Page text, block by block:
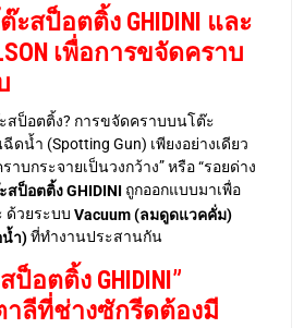
สป็อตติ้ง GHIDINI และ
เพื่อการขจัดคราบ
สป็อตติ้ง? การขจัดคราบบนโต๊ะ
น้ำ (Spotting Gun) เพียงอย่างเดียว
บกระจายเป็นวงกว้าง” หรือ “รอยด่าง
สป็อตติ้ง GHIDINI ถูกออกแบบมาเพื่อ
ด้วยระบบVacuum (ลมดูดแวคคั่ม)
น้ำ)ที่ทำงานประสานกัน
ป็อตติ้ง GHIDINI”
าลีที่ช่างซักรีดต้องมี